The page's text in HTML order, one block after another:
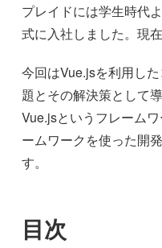
プレイドには学生時代
式に入社しました。現
今回はVue.jsを利用し
題とその解決策として
Vue.jsというフレーム
ームワークを使った開
す。
目次